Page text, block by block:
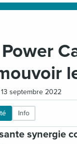
septembre 2022
Info
synergie